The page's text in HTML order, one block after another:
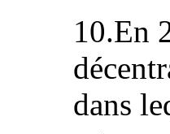
10.En
dans